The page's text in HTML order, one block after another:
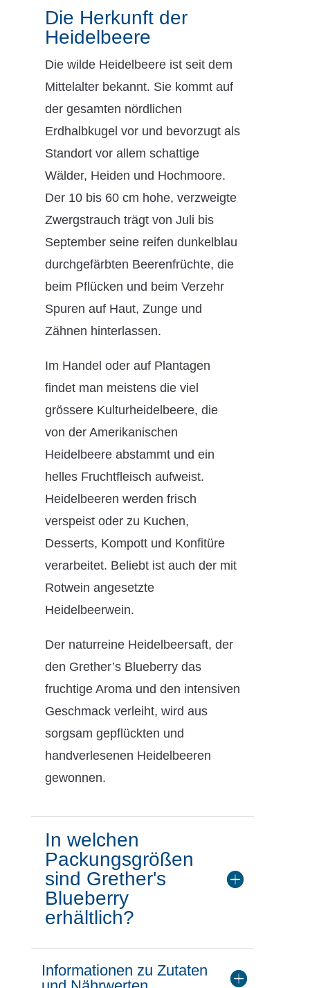
Die Herkunft der
Heidelbeere
Die wilde Heidelbeere ist seit dem
Mittelalter bekannt. Sie kommt auf
der gesamten nördlichen
Erdhalbkugel vor und bevorzugt als
Standort vor allem schattige
Wälder, Heiden und Hochmoore.
Der 10 bis 60 cm hohe, verzweigte
Zwergstrauch trägt von Juli bis
September seine reifen dunkelblau
durchgefärbten Beerenfrüchte, die
beim Pflücken und beim Verzehr
Spuren auf Haut, Zunge und
Zähnen hinterlassen.
Im Handel oder auf Plantagen
findet man meistens die viel
grössere Kulturheidelbeere, die
von der Amerikanischen
Heidelbeere abstammt und ein
helles Fruchtfleisch aufweist.
Heidelbeeren werden frisch
verspeist oder zu Kuchen,
Desserts, Kompott und Konfitüre
verarbeitet. Beliebt ist auch der mit
Rotwein angesetzte
Heidelbeerwein.
Der naturreine Heidelbeersaft, der
den Grether’s Blueberry das
fruchtige Aroma und den intensiven
Geschmack verleiht, wird aus
sorgsam gepflückten und
handverlesenen Heidelbeeren
gewonnen.
In welchen
Packungsgrößen
sind Grether's
Blueberry
erhältlich?
Informationen zu Zutaten